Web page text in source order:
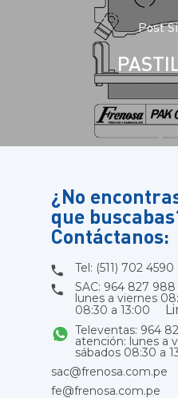
Post
¿No
que
Contáctanos:
Tel: (511) 702 4590
SAC: 964 827
lunes a viernes
08:30 a 13:00
Televentas: 964
atención: lunes a
sábados 08:30 a
sac@frenosa.com.pe
fe@frenosa.com.pe